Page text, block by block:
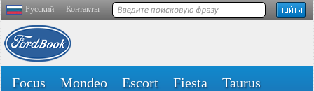
Русский Контакты
Focus Mondeo Escort Fiesta
Taurus